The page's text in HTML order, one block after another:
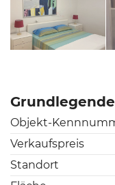
Objekt-
Verkaufspreis
Standort